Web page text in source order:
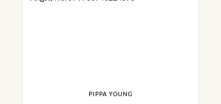
PIPPA YOUNG